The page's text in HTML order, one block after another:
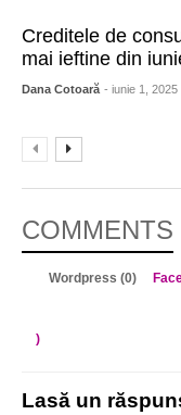
Creditele de
mai ieftine din
Dana Cotoară - iunie 1, 2025
COMMENTS
Wordpress (0)
)
Lasă un